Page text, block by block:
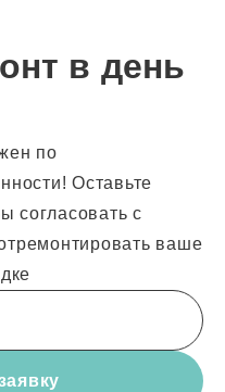
в день
по
Оставьте
согласовать с
ваше